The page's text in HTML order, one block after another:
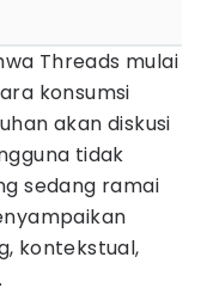
Threads mulai
konsumsi
akan diskusi
tidak
sedang ramai
kontekstual,